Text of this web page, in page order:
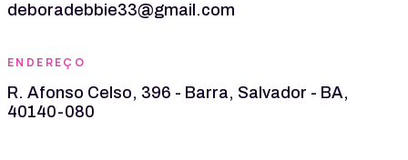
deboradebbie33@gmail.com
ENDEREÇO
R. Afonso Celso, 396 - Barra, Salvador - BA,
40140-080